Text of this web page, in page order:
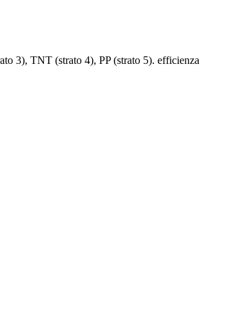
3), TNT (strato 4), PP (strato 5). efficienza